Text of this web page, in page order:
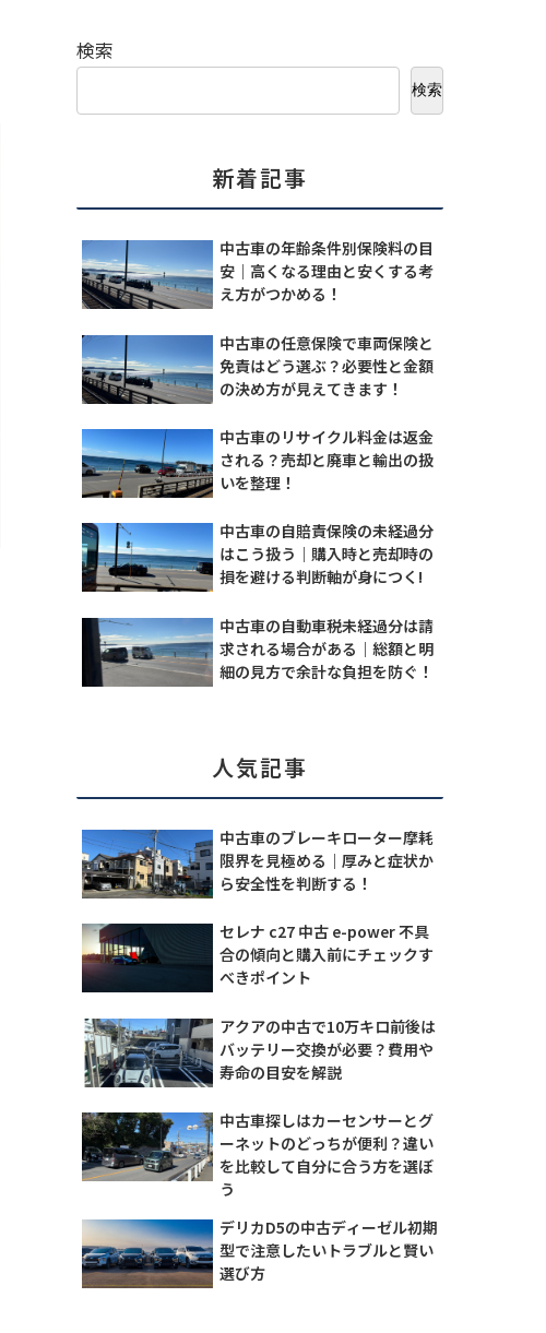
検索
検索
新着記事
中古車の年齢条件別保険料の目
安｜高くなる理由と安くする考
え方がつかめる！
中古車の任意保険で車両保険と
免責はどう選ぶ？必要性と金額
の決め方が見えてきます！
中古車のリサイクル料金は返金
される？売却と廃車と輸出の扱
いを整理！
中古車の自賠責保険の未経過分
はこう扱う｜購入時と売却時の
損を避ける判断軸が身につく!
中古車の自動車税未経過分は請
求される場合がある｜総額と明
細の見方で余計な負担を防ぐ！
人気記事
中古車のブレーキローター摩耗
限界を見極める｜厚みと症状か
ら安全性を判断する！
セレナ c27 中古 e-power 不具
合の傾向と購入前にチェックす
べきポイント
アクアの中古で10万キロ前後は
バッテリー交換が必要？費用や
寿命の目安を解説
中古車探しはカーセンサーとグ
ーネットのどっちが便利？違い
を比較して自分に合う方を選ぼ
う
デリカD5の中古ディーゼル初期
型で注意したいトラブルと賢い
選び方